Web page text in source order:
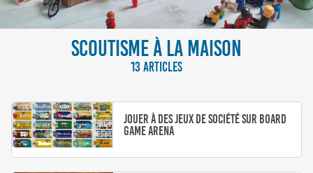
SCOUTISME À LA MAISON
13 ARTICLES
Jouer à des jeux de société sur Board
Game Arena